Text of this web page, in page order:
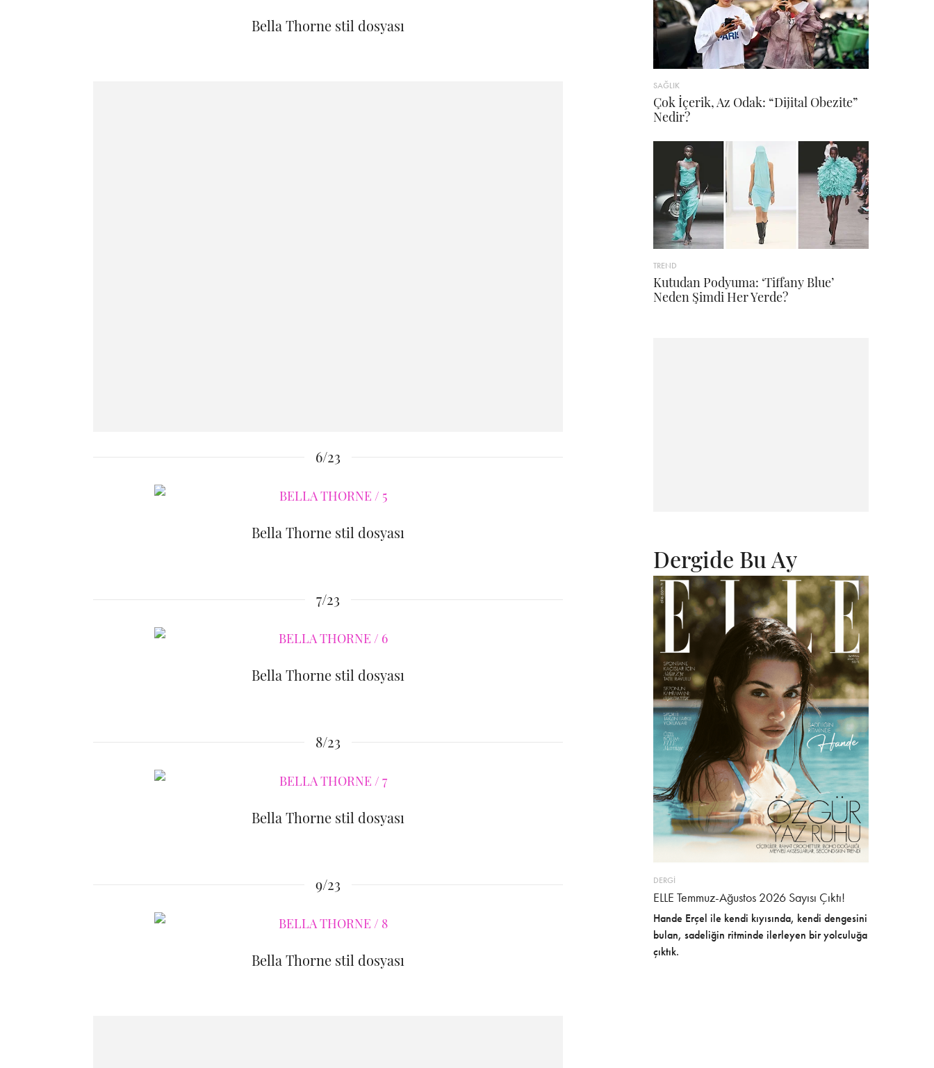
Bella Thorne stil dosyası
6/23
Bella Thorne stil dosyası
7/23
Bella Thorne stil dosyası
8/23
Bella Thorne stil dosyası
9/23
Bella Thorne stil dosyası
SAĞLIK
Çok İçerik, Az Odak: “Dijital Obezite”
Nedir?
TREND
Kutudan Podyuma: ‘Tiffany Blue’
Neden Şimdi Her Yerde?
Dergide Bu Ay
DERGİ
ELLE Temmuz-Ağustos 2026 Sayısı Çıktı!
Hande Erçel ile kendi kıyısında, kendi dengesini
bulan, sadeliğin ritminde ilerleyen bir yolculuğa
çıktık.